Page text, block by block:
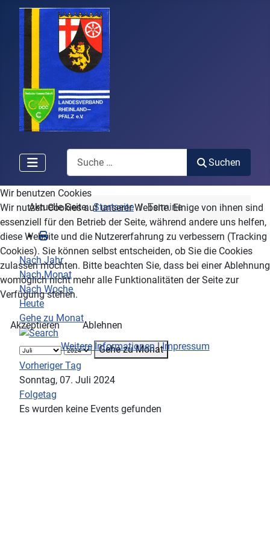
Search
Suchen
Aktuelle Seite:Startseite Termine
Nach Jahr
Nach Monat
Nach Woche
Heute
Gehe zu Monat
Gehe zu Monat
Vorheriger Tag
Sonntag, 07. Juli 2024
Folgetag
Es wurden keine Events gefunden
Wir benutzen Cookies
Wir nutzen Cookies auf unserer Website. Einige von ihnen sind
essenziell für den Betrieb der Seite, während andere uns helfen,
diese Website und die Nutzererfahrung zu verbessern (Tracking
Cookies). Sie können selbst entscheiden, ob Sie die Cookies
zulassen möchten. Bitte beachten Sie, dass bei einer Ablehnung
womöglich nicht mehr alle Funktionalitäten der Seite zur
Verfügung stehen.
Akzeptieren
Ablehnen
Weitere Informationen|Impressum